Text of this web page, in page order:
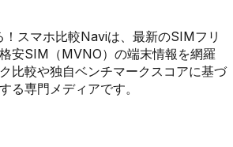
！スマホ比較Naviは、最新のSIMフリ
安SIM（MVNO）の端末情報を網羅
比較や独自ベンチマークスコアに基づ
る専門メディアです。